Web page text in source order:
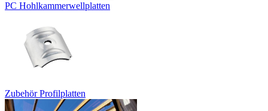
PC Hohlkammerwellplatten
Zubehör Profilplatten